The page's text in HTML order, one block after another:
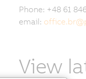
Phone: +48 61
email: office.br@
View